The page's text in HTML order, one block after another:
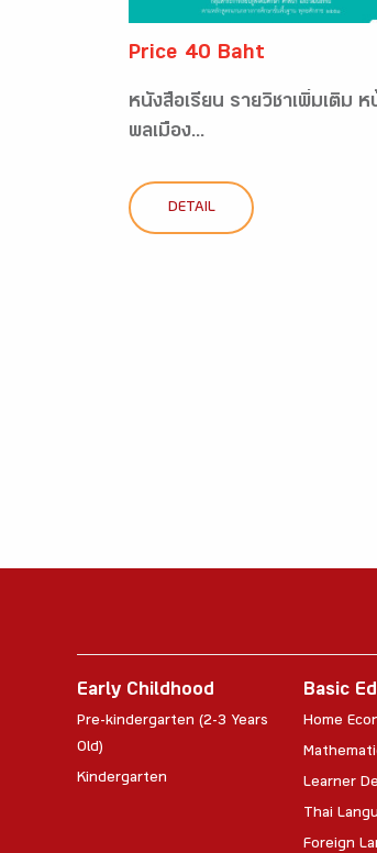
Price 40 Baht
หนังสือเรียน รายวิชาเพิ่มเติม ห
พลเมือง...
DETAIL
Early Childhood
Pre-kindergarten (2-3 Years
Old)
Kindergarten
Basic
Home
Learner
Thai
Foreign